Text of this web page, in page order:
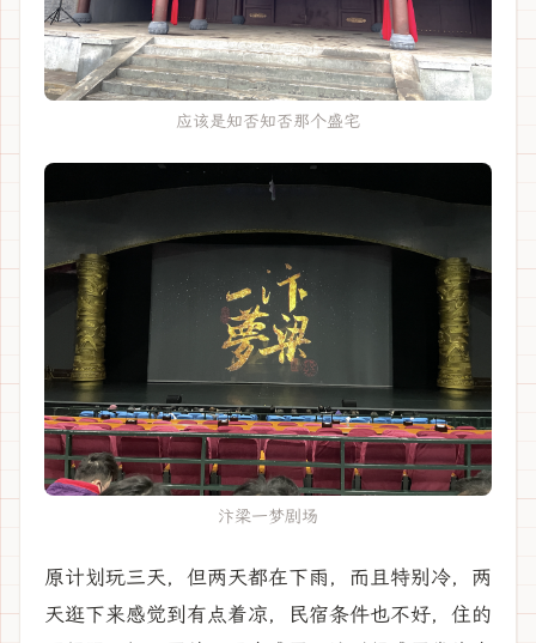
应该是知否知否那个盛宅
汴梁一梦剧场
原计划玩三天，但两天都在下雨，而且特别冷，两
天逛下来感觉到有点着凉，民宿条件也不好，住的